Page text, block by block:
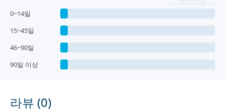
0~14일
15~45일
46~90일
90일 이상
라뷰 (0)